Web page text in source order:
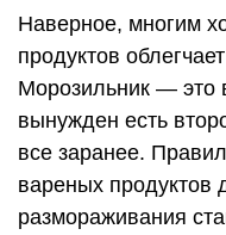
Наверное, многим
продуктов
Морозильник — это
вынужден есть
все заранее.
вареных продуктов
размораживания